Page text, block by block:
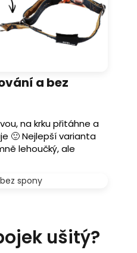
a bez
na krku přitáhne a
🙂 Nejlepší varianta
lehoučký, ale
ušitý?